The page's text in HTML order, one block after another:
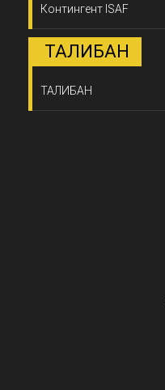
Контингент ISAF
ТАЛИБАН
ТАЛИБАН